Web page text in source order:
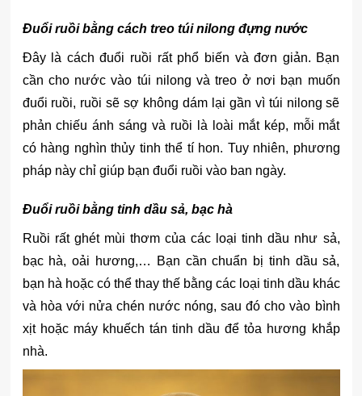
Đuổi ruồi bằng cách treo túi nilong đựng nước
Đây là cách đuổi ruồi rất phổ biến và đơn giản. Bạn
cần cho nước vào túi nilong và treo ở nơi bạn muốn
đuổi ruồi, ruồi sẽ sợ không dám lại gần vì túi nilong sẽ
phản chiếu ánh sáng và ruồi là loài mắt kép, mỗi mắt
có hàng nghìn thủy tinh thể tí hon. Tuy nhiên, phương
pháp này chỉ giúp bạn đuổi ruồi vào ban ngày.
Đuổi ruồi bằng tinh dầu sả, bạc hà
Ruồi rất ghét mùi thơm của các loại tinh dầu như sả,
bạc hà, oải hương,… Bạn cần chuẩn bị tinh dầu sả,
bạn hà hoặc có thể thay thế bằng các loại tinh dầu khác
và hòa với nửa chén nước nóng, sau đó cho vào bình
xịt hoặc máy khuếch tán tinh dầu để tỏa hương khắp
nhà.